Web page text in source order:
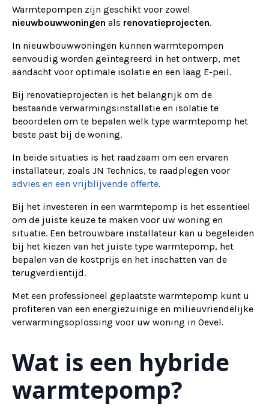
Warmtepompen zijn geschikt voor zowel
nieuwbouwwoningen als renovatieprojecten.
In nieuwbouwwoningen kunnen warmtepompen
eenvoudig worden geïntegreerd in het ontwerp, met
aandacht voor optimale isolatie en een laag E-peil.
Bij renovatieprojecten is het belangrijk om de
bestaande verwarmingsinstallatie en isolatie te
beoordelen om te bepalen welk type warmtepomp het
beste past bij de woning.
In beide situaties is het raadzaam om een ervaren
installateur, zoals JN Technics, te raadplegen voor
advies en een vrijblijvende offerte.
Bij het investeren in een warmtepomp is het essentieel
om de juiste keuze te maken voor uw woning en
situatie. Een betrouwbare installateur kan u begeleiden
bij het kiezen van het juiste type warmtepomp, het
bepalen van de kostprijs en het inschatten van de
terugverdientijd.
Met een professioneel geplaatste warmtepomp kunt u
profiteren van een energiezuinige en milieuvriendelijke
verwarmingsoplossing voor uw woning in Oevel.
Wat is een hybride
warmtepomp?